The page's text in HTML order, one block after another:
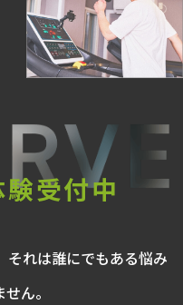
受付中
それは誰にでもある悩み
ん。